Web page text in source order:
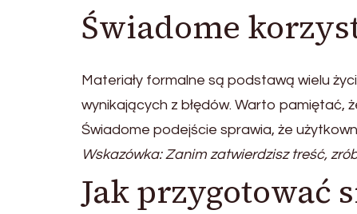
Świadome
Materiały formalne są podstawą wielu
wynikających z błędów. Warto pamiętać,
Świadome podejście sprawia, że
Wskazówka: Zanim zatwierdzisz treść,
Jak przygotować